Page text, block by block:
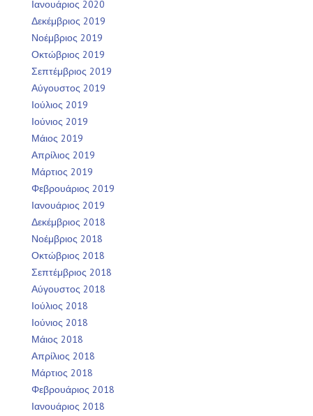
Ιανουάριος 2020
Δεκέμβριος 2019
Νοέμβριος 2019
Οκτώβριος 2019
Σεπτέμβριος 2019
Αύγουστος 2019
Ιούλιος 2019
Ιούνιος 2019
Μάιος 2019
Απρίλιος 2019
Μάρτιος 2019
Φεβρουάριος 2019
Ιανουάριος 2019
Δεκέμβριος 2018
Νοέμβριος 2018
Οκτώβριος 2018
Σεπτέμβριος 2018
Αύγουστος 2018
Ιούλιος 2018
Ιούνιος 2018
Μάιος 2018
Απρίλιος 2018
Μάρτιος 2018
Φεβρουάριος 2018
Ιανουάριος 2018